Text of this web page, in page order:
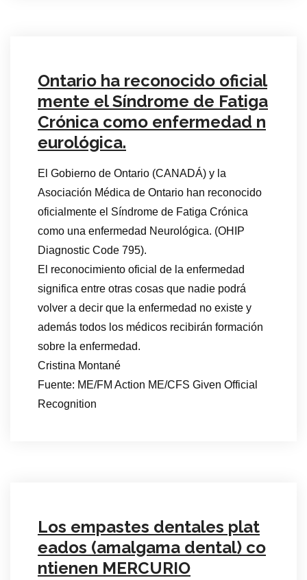
Ontario ha reconocido oficial
mente el Síndrome de Fatiga
Crónica como enfermedad n
eurológica.
El Gobierno de Ontario (CANADÁ) y la
Asociación Médica de Ontario han reconocido
oficialmente el Síndrome de Fatiga Crónica
como una enfermedad Neurológica. (OHIP
Diagnostic Code 795).
El reconocimiento oficial de la enfermedad
significa entre otras cosas que nadie podrá
volver a decir que la enfermedad no existe y
además todos los médicos recibirán formación
sobre la enfermedad.
Cristina Montané
Fuente: ME/FM Action ME/CFS Given Official
Recognition
Los empastes dentales plat
eados (amalgama dental) co
ntienen MERCURIO